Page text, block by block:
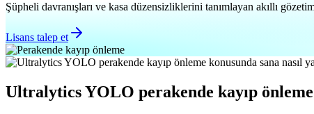
Şüpheli davranışları ve kasa düzensizliklerini tanımlayan akıllı
Lisans talep et
Ultralytics YOLO perakende kayıp